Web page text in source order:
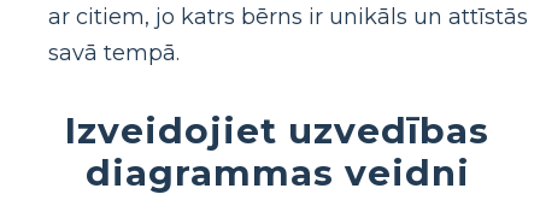
ar citiem, jo katrs bērns ir unikāls un attīstās
savā tempā.
Izveidojiet uzvedības
diagrammas veidni